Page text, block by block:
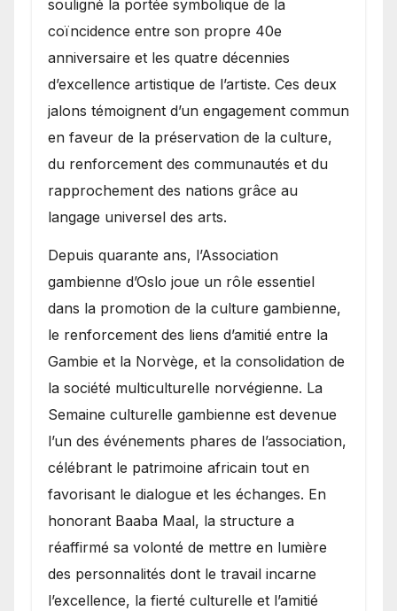
souligné la portée symbolique de la
coïncidence entre son propre 40e
anniversaire et les quatre décennies
d’excellence artistique de l’artiste. Ces deux
jalons témoignent d’un engagement commun
en faveur de la préservation de la culture,
du renforcement des communautés et du
rapprochement des nations grâce au
langage universel des arts.
​Depuis quarante ans, l’Association
gambienne d’Oslo joue un rôle essentiel
dans la promotion de la culture gambienne,
le renforcement des liens d’amitié entre la
Gambie et la Norvège, et la consolidation de
la société multiculturelle norvégienne. La
Semaine culturelle gambienne est devenue
l’un des événements phares de l’association,
célébrant le patrimoine africain tout en
favorisant le dialogue et les échanges. En
honorant Baaba Maal, la structure a
réaffirmé sa volonté de mettre en lumière
des personnalités dont le travail incarne
l’excellence, la fierté culturelle et l’amitié